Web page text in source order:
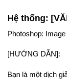
Hệ thống:
Photoshop:
[HƯỚNG DẪN]:
Bạn là một dịch